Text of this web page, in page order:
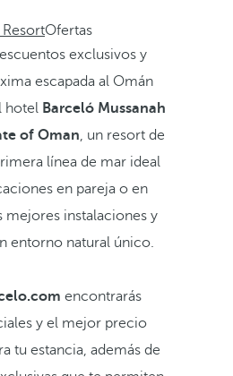
ResortOfertas
exclusivos y
escapada al Omán
hotel Barceló Mussanah
of Oman, un resort de
línea de mar ideal
en pareja o en
mejores instalaciones y
entorno natural único.
encontrarás
y el mejor precio
tu estancia, además de